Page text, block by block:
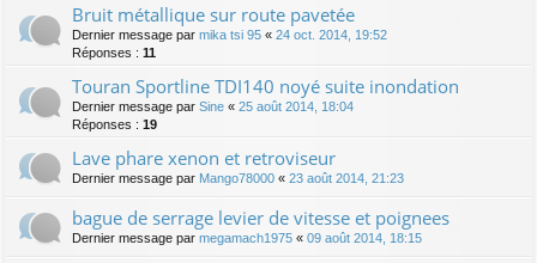
Bruit métallique sur route pavetée
Dernier message par mika tsi 95 « 24 oct. 2014, 19:52
Réponses : 11
Touran Sportline TDI140 noyé suite inondation
Dernier message par Sine « 25 août 2014, 18:04
Réponses : 19
Lave phare xenon et retroviseur
Dernier message par Mango78000 « 23 août 2014, 21:23
bague de serrage levier de vitesse et poignees
Dernier message par megamach1975 « 09 août 2014, 18:15